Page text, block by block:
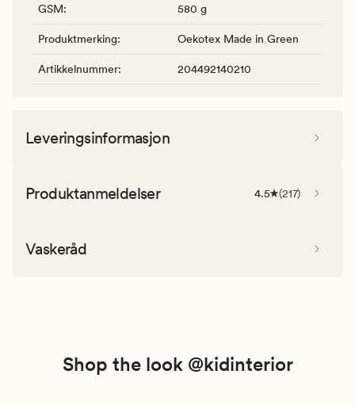
GSM: 580 g
Produktmerking: Oekotex Made in Green
Artikkelnummer: 204492140210
Leveringsinformasjon
Produktanmeldelser 4.5 (217)
Vaskeråd
Shop the look @kidinterior